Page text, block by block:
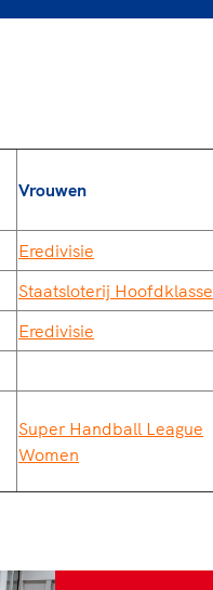
Vrouwen
Eredivisie
Staatsloterij Hoofdklasse
Eredivisie
Super Handball League
Women